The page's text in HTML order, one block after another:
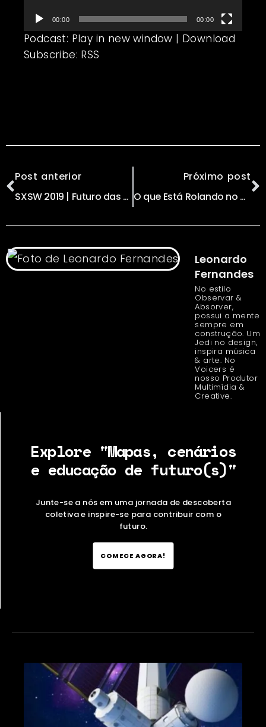
00:00 00:00
Podcast: Play in new window | Download
Subscribe: RSS
Post anterior
SXSW 2019 | Futuro das Cidades Inteligentes & Futuro do VR | Day 4
Próximo post
O que Está Rolando no SxSW 2019?
Leonardo
Fernandes
No estilo
Observar &
Absorver,
possui a mente
sempre em
construção. Um
Jedi no design,
inspira música
& arte. No
Voicers é
nosso Produtor
Multimídia &
Creative.
Explore "Mapas, cenários
e educação de futuro(s)"
Junte-se a nós em uma jornada de descoberta
coletiva e inspire-se para contribuir com o
futuro.
COMECE AGORA!